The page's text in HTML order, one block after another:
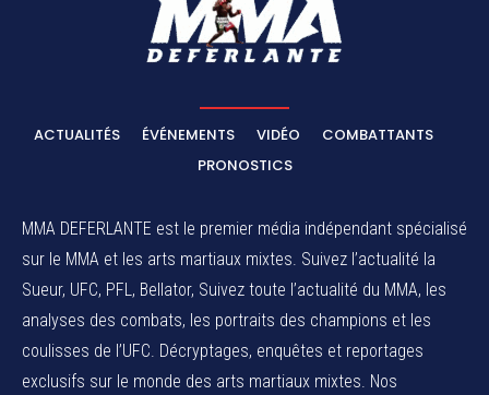
ACTUALITÉS ÉVÉNEMENTS VIDÉO
COMBATTANTS
PRONOSTICS
MMA DEFERLANTE est le premier média indépendant spécialisé
sur le MMA et les arts martiaux mixtes. Suivez l’actualité la
Sueur, UFC, PFL, Bellator, Suivez toute l’actualité du MMA, les
analyses des combats, les portraits des champions et les
coulisses de l’UFC. Décryptages, enquêtes et reportages
exclusifs sur le monde des arts martiaux mixtes. Nos